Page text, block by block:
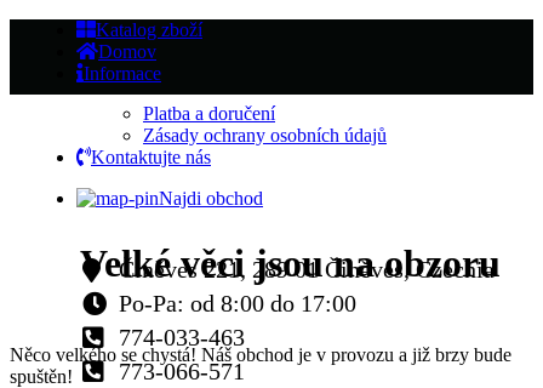
Katalog zboží
Domov
Informace
Platba a doručení
Zásady ochrany osobních údajů
Kontaktujte nás
Najdi obchod
Činěves 221, 289 01 Činěves, Czechia
Po-Pa: od 8:00 do 17:00
774-033-463
773-066-571
Velké věci jsou na obzoru
Něco velkého se chystá! Náš obchod je v provozu a již brzy bude
spuštěn!